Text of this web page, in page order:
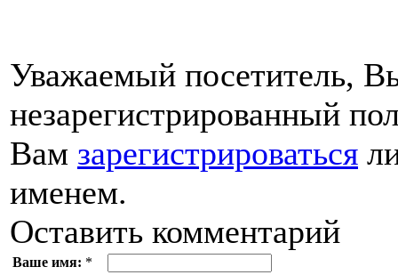
Уважаемый посетитель,
незарегистрированный
Вам зарегистрироваться
именем.
Оставить комментарий
Ваше имя: *